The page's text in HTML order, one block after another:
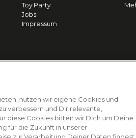
Toy Party
Jobs
Impressum
nutzen wir eigene Cookies und
verbessern und Dir relevante,
diese Cookies bitten wir Dich um Deine
für die Zukunft in unserer